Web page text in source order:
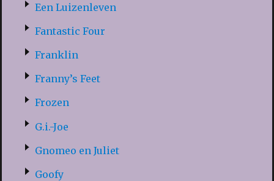
Een Luizenleven
Fantastic Four
Franklin
Franny’s Feet
Frozen
G.i.-Joe
Gnomeo en Juliet
Goofy